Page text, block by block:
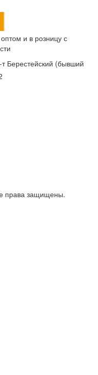
и в розницу с
т Берестейский (бывший
права защищены.